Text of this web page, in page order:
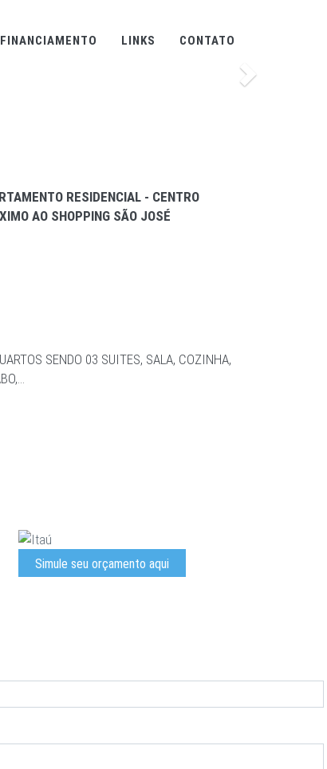
FINANCIAMENTO LINKS CONTATO
Proximo
RESIDENCIAL - CENTRO
AO SHOPPING SÃO JOSÉ
SENDO 03 SUITES, SALA, COZINHA,
Simule seu orçamento aqui